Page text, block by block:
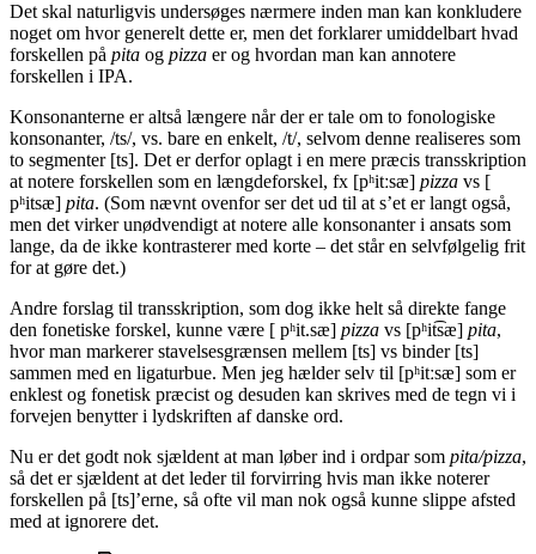
Det skal naturligvis undersøges nærmere inden man kan konkludere
noget om hvor generelt dette er, men det forklarer umiddelbart hvad
forskellen på pita og pizza er og hvordan man kan annotere
forskellen i IPA.
Konsonanterne er altså længere når der er tale om to fonologiske
konsonanter, /ts/, vs. bare en enkelt, /t/, selvom denne realiseres som
to segmenter [ts]. Det er derfor oplagt i en mere præcis transskription
at notere forskellen som en længdeforskel, fx [pʰitːsæ] pizza vs [
pʰitsæ] pita. (Som nævnt ovenfor ser det ud til at s’et er langt også,
men det virker unødvendigt at notere alle konsonanter i ansats som
lange, da de ikke kontrasterer med korte – det står en selvfølgelig frit
for at gøre det.)
Andre forslag til transskription, som dog ikke helt så direkte fange
den fonetiske forskel, kunne være [ pʰit.sæ] pizza vs [pʰit͡sæ] pita,
hvor man markerer stavelsesgrænsen mellem [ts] vs binder [ts]
sammen med en ligaturbue. Men jeg hælder selv til [pʰitːsæ] som er
enklest og fonetisk præcist og desuden kan skrives med de tegn vi i
forvejen benytter i lydskriften af danske ord.
Nu er det godt nok sjældent at man løber ind i ordpar som pita/pizza,
så det er sjældent at det leder til forvirring hvis man ikke noterer
forskellen på [ts]’erne, så ofte vil man nok også kunne slippe afsted
med at ignorere det.